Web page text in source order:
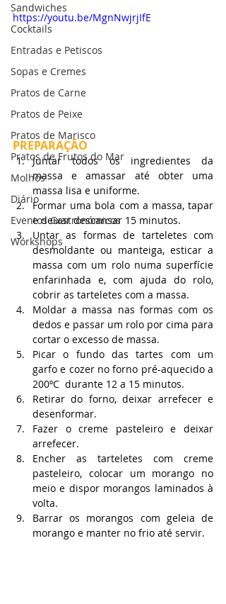
Sandwiches
Cocktails
Entradas e Petiscos
Sopas e Cremes
Pratos de Carne
Pratos de Peixe
Pratos de Marisco
Pratos de Frutos do Mar
Molhos
Diário
Eventos Gastronómicos
Workshops
https://youtu.be/MgnNwjrjIfE
PREPARAÇÃO
Juntar todos os ingredientes da
massa e amassar até obter uma
massa lisa e uniforme.
Formar uma bola com a massa, tapar
e deixar descansar 15 minutos.
Untar as formas de tarteletes com
desmoldante ou manteiga, esticar a
massa com um rolo numa superfície
enfarinhada e, com ajuda do rolo,
cobrir as tarteletes com a massa.
Moldar a massa nas formas com os
dedos e passar um rolo por cima para
cortar o excesso de massa.
Picar o fundo das tartes com um
garfo e cozer no forno pré-aquecido a
200ºC  durante 12 a 15 minutos.
Retirar do forno, deixar arrefecer e
desenformar.
Fazer o creme pasteleiro e deixar
arrefecer.
Encher as tarteletes com creme
pasteleiro, colocar um morango no
meio e dispor morangos laminados à
volta.
Barrar os morangos com geleia de
morango e manter no frio até servir.